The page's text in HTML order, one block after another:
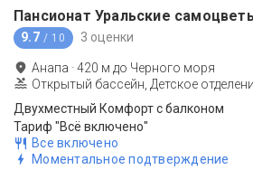
Пансионат Уральские
9.7 / 10 3 оценки
Анапа ·420 м до Черного моря
Открытый бассейн, Детское
Двухместный Комфорт с балконом
Тариф "Всё включено"
Все включено
Моментальное подтверждение